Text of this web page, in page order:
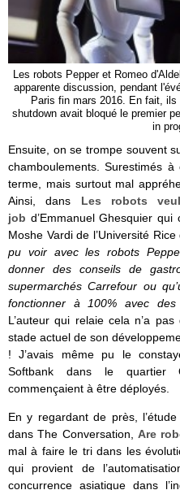
Les robots Pepper et Romeo
apparente discussion, pendant
Paris fin mars 2016. En fait,
shutdown avait bloqué le premier
in
Ensuite, on se trompe souvent
chamboulements. Surestimés
terme, mais surtout mal
Ainsi, dans Les robots
job d’Emmanuel Ghesquier
Moshe Vardi de l’Université
pu voir avec les robots
donner des conseils de
supermarchés Carrefour ou
fonctionner à 100% avec
L’auteur qui relaie cela n’a
stade actuel de son
! J’avais même pu le
Softbank dans le quartier
commençaient à être déployés.
En y regardant de près,
dans The Conversation, Are
mal à faire le tri dans les
qui provient de
concurrence asiatique dans